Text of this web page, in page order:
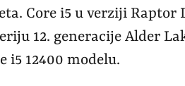
Core i5 u verziji Raptor
12. generacije Alder
i5 12400 modelu.